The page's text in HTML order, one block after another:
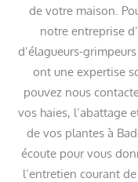
de votre maison.
notre entreprise
d’élagueurs-
ont une expertise
pouvez nous
vos haies, l’abattage
de vos plantes à
écoute pour vous
l’entretien courant